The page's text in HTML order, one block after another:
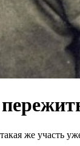
же участь